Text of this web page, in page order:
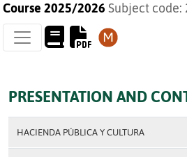
Course 2025/2026 Subject code:
PRESENTATION AND
HACIENDA PÚBLICA Y CULTURA